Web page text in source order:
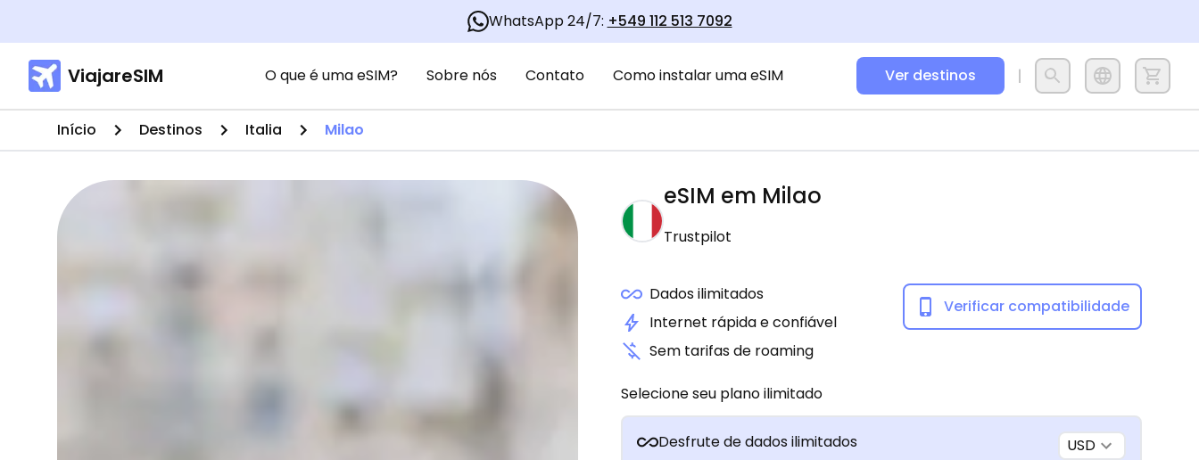
WhatsApp 24/7: +549 112 513 7092
ViajareSIM O que é uma eSIM? Sobre nós Contato Como instalar uma eSIM Ver destinos
Início Destinos Italia Milao
eSIM em Milao
Trustpilot
Dados ilimitados
Internet rápida e confiável
Sem tarifas de roaming
Verificar compatibilidade
Selecione seu plano ilimitado
Desfrute de dados ilimitados USD